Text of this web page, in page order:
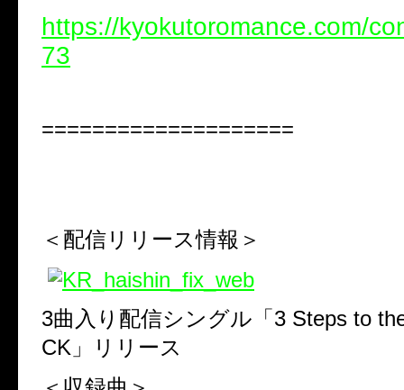
https://kyokutoromance.com/
73
====================
＜配信リリース情報＞
3曲入り配信シングル「3 Steps to
CK」リリース